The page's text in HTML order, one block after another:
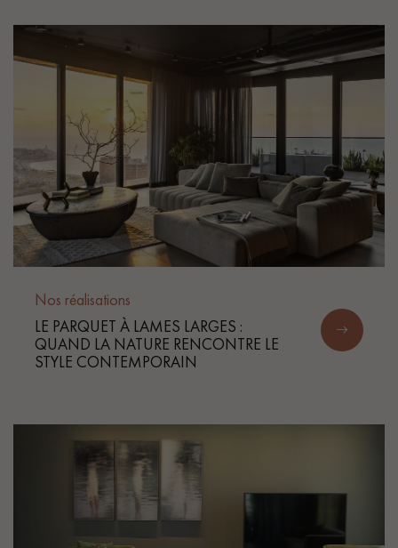
Nos réalisations
LE PARQUET À LAMES LARGES :
QUAND LA NATURE RENCONTRE LE
STYLE CONTEMPORAIN